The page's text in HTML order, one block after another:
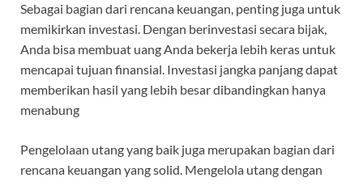
Sebagai bagian dari rencana keuangan, penting juga untuk
memikirkan investasi. Dengan berinvestasi secara bijak,
Anda bisa membuat uang Anda bekerja lebih keras untuk
mencapai tujuan finansial. Investasi jangka panjang dapat
memberikan hasil yang lebih besar dibandingkan hanya
menabung
Pengelolaan utang yang baik juga merupakan bagian dari
rencana keuangan yang solid. Mengelola utang dengan